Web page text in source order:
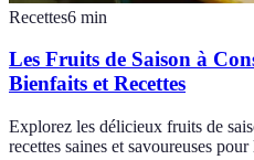
Recettes6 min
Les Fruits de Saison à
Bienfaits et Recettes
Explorez les délicieux fruits de
recettes saines et savoureuses